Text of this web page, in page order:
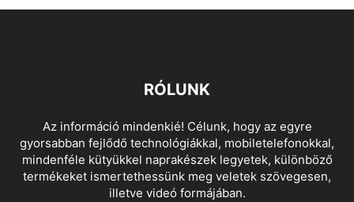
RÓLUNK
Az információ mindenkié! Célunk, hogy az egyre
gyorsabban fejlődő technológiákkal, mobiletelefonokkal,
mindenféle kütyükkel naprakészek legyetek, különböző
termékeket ismertethessünk meg veletek szövegesen,
illetve videó formájában.